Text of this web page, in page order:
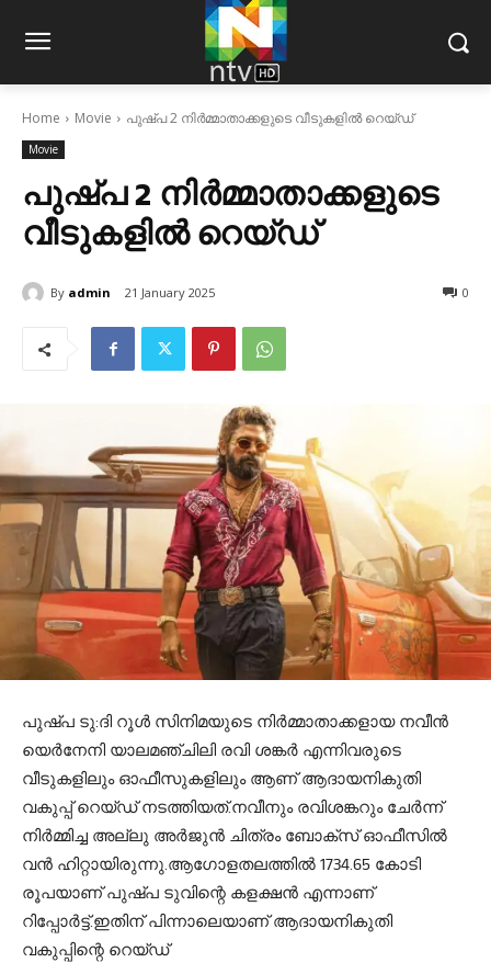
Home Movie പുഷ്പ 2 നിര്‍മ്മാതാക്കളുടെ വീടുകളില്‍ റെയ്ഡ്
Movie
പുഷ്പ 2 നിര്‍മ്മാതാക്കളുടെ
വീടുകളില്‍ റെയ്ഡ്
By admin 21 January 2025 0
പുഷ്പ ടു:ദി റൂള്‍ സിനിമയുടെ നിര്‍മ്മാതാക്കളായ നവീന്‍
യെര്‍നേനി യാലമഞ്ചിലി രവി ശങ്കര്‍ എന്നിവരുടെ
വീടുകളിലും ഓഫീസുകളിലും ആണ് ആദായനികുതി
വകുപ്പ് റെയ്ഡ് നടത്തിയത്.നവീനും രവിശങ്കറും ചേര്‍ന്ന്
നിര്‍മ്മിച്ച അല്ലു അര്‍ജുന്‍ ചിത്രം ബോക്‌സ് ഓഫീസില്‍
വന്‍ ഹിറ്റായിരുന്നു.ആഗോളതലത്തില്‍ 1734.65 കോടി
രൂപയാണ് പുഷ്പ ടുവിന്റെ കളക്ഷന്‍ എന്നാണ്
റിപ്പോര്‍ട്ട്.ഇതിന് പിന്നാലെയാണ് ആദായനികുതി
വകുപ്പിന്റെ റെയ്ഡ്